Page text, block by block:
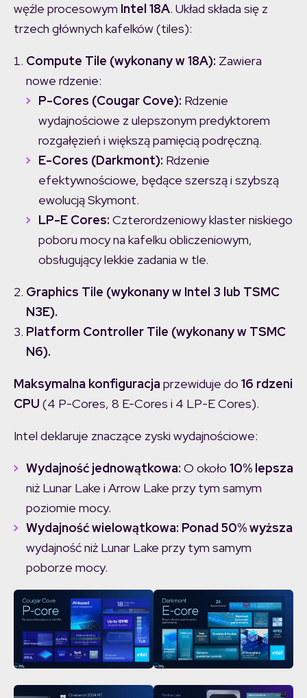
węźle procesowym Intel 18A. Układ składa się z
trzech głównych kafelków (tiles):
Compute Tile (wykonany w 18A): Zawiera
nowe rdzenie:
P-Cores (Cougar Cove): Rdzenie
wydajnościowe z ulepszonym predyktorem
rozgałęzień i większą pamięcią podręczną.
E-Cores (Darkmont): Rdzenie
efektywnościowe, będące szerszą i szybszą
ewolucją Skymont.
LP-E Cores: Czterordzeniowy klaster niskiego
poboru mocy na kafelku obliczeniowym,
obsługujący lekkie zadania w tle.
Graphics Tile (wykonany w Intel 3 lub TSMC
N3E).
Platform Controller Tile (wykonany w TSMC
N6).
Maksymalna konfiguracja przewiduje do 16 rdzeni
CPU (4 P-Cores, 8 E-Cores i 4 LP-E Cores).
Intel deklaruje znaczące zyski wydajnościowe:
Wydajność jednowątkowa: O około 10% lepsza
niż Lunar Lake i Arrow Lake przy tym samym
poziomie mocy.
Wydajność wielowątkowa: Ponad 50% wyższa
wydajność niż Lunar Lake przy tym samym
poborze mocy.